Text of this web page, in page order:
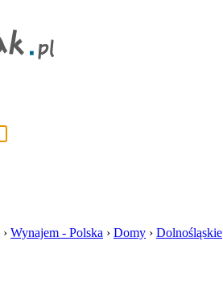
› Wynajem - Polska › Domy › Dolnośląskie